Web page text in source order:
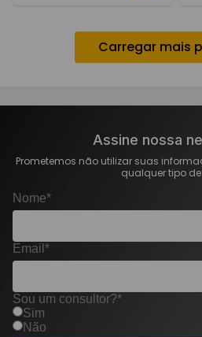
Assine nossa
Prometemos não utilizar suas
qualquer tipo de
Nome*
Email*
Sou um consultor?*
Sim
Não